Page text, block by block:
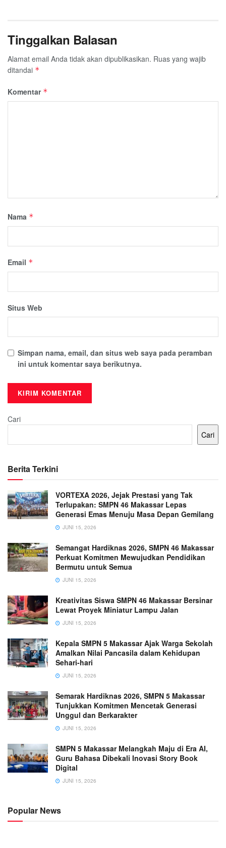
Tinggalkan Balasan
Alamat email Anda tidak akan dipublikasikan. Ruas yang wajib
ditandai *
Komentar *
Nama *
Email *
Situs Web
Simpan nama, email, dan situs web saya pada peramban
ini untuk komentar saya berikutnya.
Cari
Cari
Berita Terkini
VORTEXA 2026, Jejak Prestasi yang Tak
Terlupakan: SMPN 46 Makassar Lepas
Generasi Emas Menuju Masa Depan Gemilang
JUNI 15, 2026
Semangat Hardiknas 2026, SMPN 46 Makassar
Perkuat Komitmen Mewujudkan Pendidikan
Bermutu untuk Semua
JUNI 15, 2026
Kreativitas Siswa SMPN 46 Makassar Bersinar
Lewat Proyek Miniatur Lampu Jalan
JUNI 15, 2026
Kepala SMPN 5 Makassar Ajak Warga Sekolah
Amalkan Nilai Pancasila dalam Kehidupan
Sehari-hari
JUNI 15, 2026
Semarak Hardiknas 2026, SMPN 5 Makassar
Tunjukkan Komitmen Mencetak Generasi
Unggul dan Berkarakter
JUNI 15, 2026
SMPN 5 Makassar Melangkah Maju di Era AI,
Guru Bahasa Dibekali Inovasi Story Book
Digital
JUNI 15, 2026
Popular News